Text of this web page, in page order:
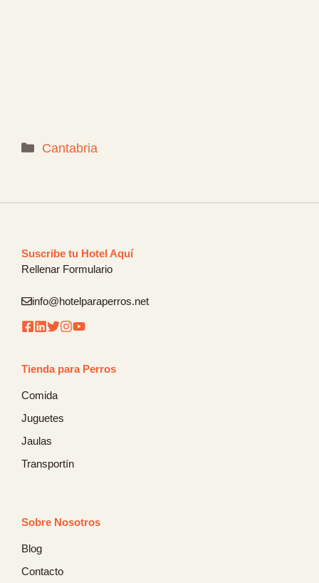
Categorías
Cantabria
Suscribe tu Hotel Aquí
Rellenar Formulario
info@hotelparaperros.net
Tienda para Perros
Comida
Juguetes
Jaulas
Transportín
Sobre Nosotros
Blog
Contacto